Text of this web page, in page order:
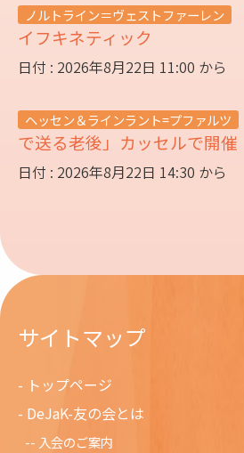
ノルトライン＝ヴェストファーレン
イフキネティック
日付 : 2026年8月22日 11:00 から
ヘッセン＆ラインラント=プファルツ
で送る老後」カッセルで開催
日付 : 2026年8月22日 14:30 から
サイトマップ
トップページ
DeJaK-友の会とは
入会のご案内